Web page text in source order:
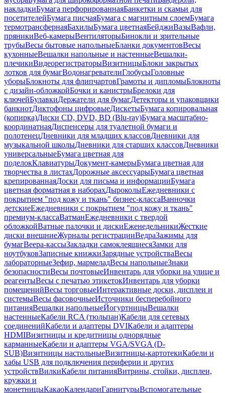
накладкиБумага перфорированнаяБанкетки и скамьи для
посетителейБумага писчаяБумага с магнитным слоемБумага
термотрансфернаяБахилыБумага цветнаяБейджиВазыВафли,
пряникиВеб-камерыВентиляторыБинокли и зрительные
трубыВесы бытовые напольныеБланки документовВесы
кухонныеВешалки напольные и настенныеВешалки-
плечикиВидеорегистраторыВизитницыБлоки закрытых
лотков для бумагВодонагревателиГлобусыГоловные
уборыБлокноты для флипчартовГрамоты и дипломыБлокноты
с дизайн-обложкойБочки и канистрыБрелоки для
ключейБулавкиДержатели для бумагДетекторы и упаковщики
банкнотДиктофоны цифровыеДискетыБумага копировальная
(копирка)Диски CD, DVD, BD (Blu-ray)Бумага масштабно-
координатнаяДиспенсеры для туалетной бумаги и
полотенецДневники для младших классовДневники для
музыкальной школыДневники для старших классовДневники
универсальныеБумага цветная для
поделокКлавиатурыДокумент-камерыБумага цветная для
творчества в листахДорожные аксессуарыБумага цветная
крепированнаяДоски для письма и информацииБумага
цветная форматная в наборахДыроколыЕжедневники с
покрытием "под кожу и ткань" бизнес-классаВанночки
детскиеЕжедневники с покрытием "под кожу и ткань"
премиум-классаВатманЕжедневники с твердой
обложкойВатные палочки и дискиЕженедельникиЖесткие
диски внешниеЖурналы регистрацииВедраЗажимы для
бумагВеера-кассыЗакладки самоклеящиесяЗамки для
ноутбуковЗаписные книжкиЗарядные устройстваВесы
лабораторныеЗефир, мармеладВесы напольныеЗнаки
безопасностиВесы почтовыеИнвентарь для уборки на улице и
реагентыВесы с печатью этикетокИнвентарь для уборки
помещенийВесы торговыеИнтерактивные доски, дисплеи и
системыВесы фасовочныеИсточники бесперебойного
питанияВешалки напольныеЙогуртницыВешалки
настенныеКабели RCA (тюльпан)Кабели для сетевых
соединенийКабели и адаптеры DVIКабели и адаптеры
HDMIВизитницы и кредитницы однорядные
карманныеКабели и адаптеры VGA/SVGA (D-
SUB)Визитницы настольныеВизитницы-картотекиКабели и
хабы USB для подключения периферии и других
устройствВилкиКабели питанияВитрины, стойки, дисплеи,
кружки и
монетницыКакаоКалендариГарнитурыВспомогательные